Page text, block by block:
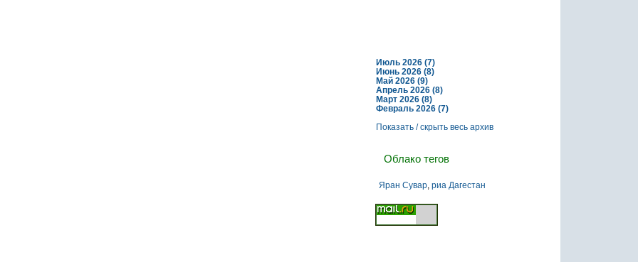
Июль 2026 (7)
Июнь 2026 (8)
Май 2026 (9)
Апрель 2026 (8)
Март 2026 (8)
Февраль 2026 (7)
Показать / скрыть весь архив
Облако тегов
Яран Сувар, риа Дагестан